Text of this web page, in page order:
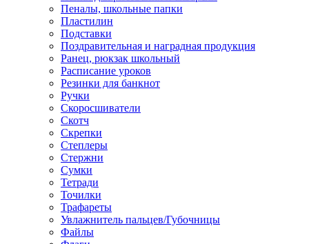
Пеналы, школьные папки
Пластилин
Подставки
Поздравительная и наградная продукция
Ранец, рюкзак школьный
Расписание уроков
Резинки для банкнот
Ручки
Скоросшиватели
Скотч
Скрепки
Степлеры
Стержни
Сумки
Тетради
Точилки
Трафареты
Увлажнитель пальцев/Губочницы
Файлы